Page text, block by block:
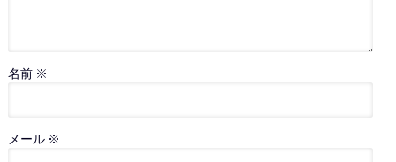
名前 ※
メール ※